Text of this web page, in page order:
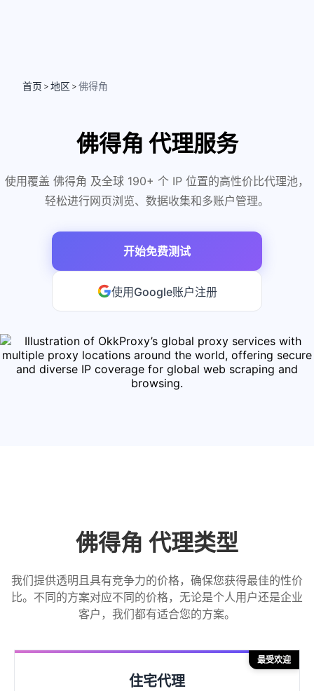
首页 > 地区 > 佛得角
佛得角 代理服务
使用覆盖 佛得角 及全球 190+ 个 IP 位置的高性价比代理池，
轻松进行网页浏览、数据收集和多账户管理。
开始免费测试
使用Google账户注册
佛得角 代理类型
我们提供透明且具有竞争力的价格，确保您获得最佳的性价
比。不同的方案对应不同的价格，无论是个人用户还是企业
客户，我们都有适合您的方案。
住宅代理
最受欢迎